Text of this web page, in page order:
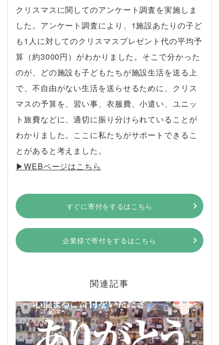
クリスマスに関してのアンケート調査を実施しま
した。アンケート調査により、1施設あたりの子ど
も1人に対してのクリスマスプレゼント代の平均予
算（約3000円）がわかりました。そこで分かった
のが、どの施設も子どもたちが施設生活を送る上
で、不自由がない生活を送らせるために、クリス
マスの予算を、習い事、衣服費、小遣い、ユニッ
ト旅費などに、適切に振り分けられていることが
わかりました。ここに私たちがサポートできるこ
とがあると考えました。
▶︎WEBページはこちら
すぐに寄付をするはこちら
企業様で寄付をするはこちら
関連記事